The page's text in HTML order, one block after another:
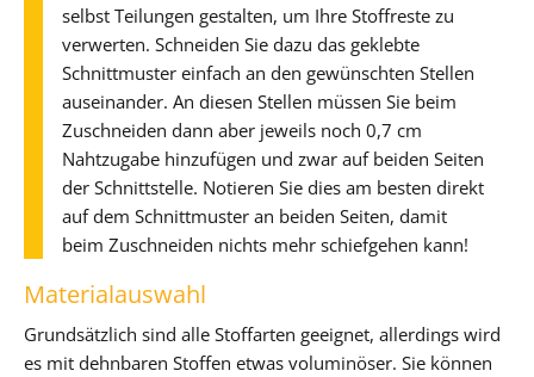
selbst Teilungen gestalten, um Ihre Stoffreste zu
verwerten. Schneiden Sie dazu das geklebte
Schnittmuster einfach an den gewünschten Stellen
auseinander. An diesen Stellen müssen Sie beim
Zuschneiden dann aber jeweils noch 0,7 cm
Nahtzugabe hinzufügen und zwar auf beiden Seiten
der Schnittstelle. Notieren Sie dies am besten direkt
auf dem Schnittmuster an beiden Seiten, damit
beim Zuschneiden nichts mehr schiefgehen kann!
Materialauswahl
Grundsätzlich sind alle Stoffarten geeignet, allerdings wird
es mit dehnbaren Stoffen etwas voluminöser. Sie können